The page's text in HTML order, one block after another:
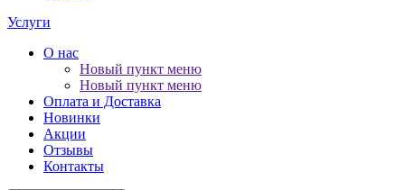
Услуги
О нас
Новый пункт меню
Новый пункт меню
Оплата и Доставка
Новинки
Акции
Отзывы
Контакты